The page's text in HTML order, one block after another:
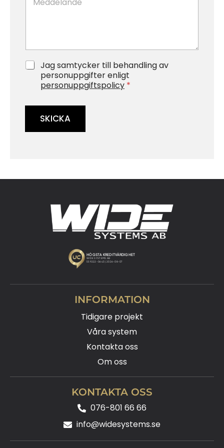
*
a
n
d
G
Jag samtycker till behandling av
personuppgifter enligt
personuppgiftspolicy *
SKICKA
INFORMATION
Tidigare projekt
Våra system
Kontakta oss
Om oss
KONTAKTA OSS
076-801 66 66
info@widesystems.se